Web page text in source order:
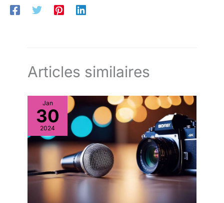
Articles similaires
Jan
30
2024